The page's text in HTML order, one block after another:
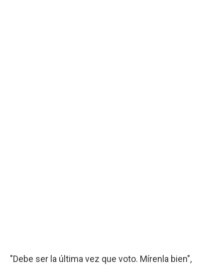
"Debe ser la última vez que voto. Mírenla bien",